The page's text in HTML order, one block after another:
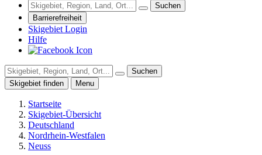
Suchen
Barrierefreiheit
Skigebiet Login
Hilfe
Suchen
Skigebiet finden
Menu
Startseite
Skigebiet-Übersicht
Deutschland
Nordrhein-Westfalen
Neuss